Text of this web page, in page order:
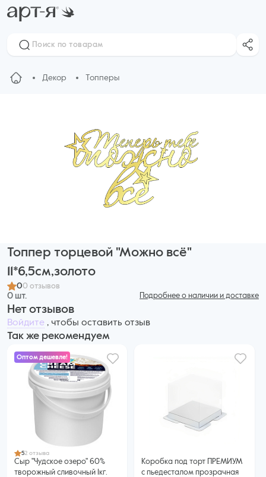
Декор Топперы
Топпер торцевой "Можно всё"
11*6,5см,золото
00 отзывов
0 шт. Подробнее о наличии и доставке
Нет отзывов
Войдите , чтобы оставить отзыв
Так же рекомендуем
Оптом дешевле!
52 отзыва
Сыр "Чудское озеро" 60%
творожный сливочный 1кг.
635 ₽
599 ₽ за шт. при заказе от 6 шт.
Купить оптом
Коробка под торт ПРЕМИУМ
с пьедесталом прозрачная